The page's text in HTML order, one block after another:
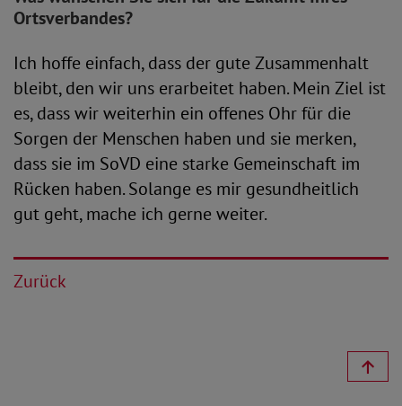
Ortsverbandes?
Ich hoffe einfach, dass der gute Zusammenhalt
bleibt, den wir uns erarbeitet haben. Mein Ziel ist
es, dass wir weiterhin ein offenes Ohr für die
Sorgen der Menschen haben und sie merken,
dass sie im SoVD eine starke Gemeinschaft im
Rücken haben. Solange es mir gesundheitlich
gut geht, mache ich gerne weiter.
Zurück